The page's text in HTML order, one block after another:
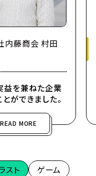
内藤商会 村田
益を兼ねた企業
ができました。
READ MORE
スト ゲーム